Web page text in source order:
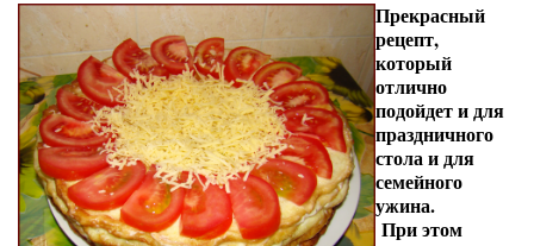
Прекрасный
рецепт,
который
отлично
подойдет и для
праздничного
стола и для
семейного
ужина.
При этом